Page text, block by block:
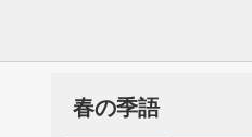
春の季語